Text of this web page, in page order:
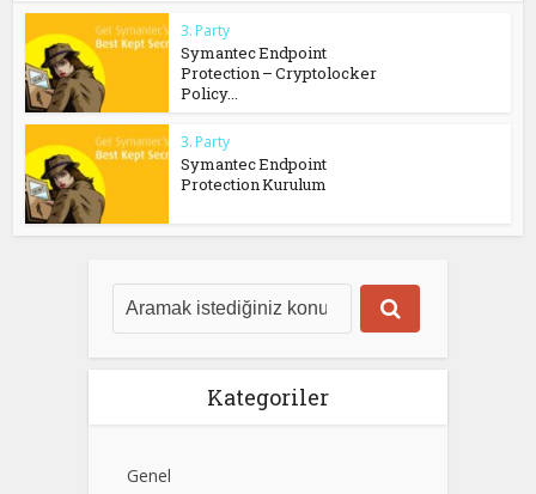
3. Party
Symantec Endpoint
Protection – Cryptolocker
Policy...
3. Party
Symantec Endpoint
Protection Kurulum
Kategoriler
Genel